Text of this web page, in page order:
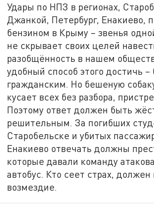
Удары по НПЗ в регионах,
Джанкой, Петербург, Енакиево,
бензином в Крыму – звенья
не скрывает своих целей
разобщённость в нашем
удобный способ этого достичь –
гражданским. Но бешеную
кусает всех без разбора,
Поэтому ответ должен быть
решительным. За погибших
Старобельске и убитых
Енакиево отвечать должны
которые давали команду
автобус. Кто сеет страх, должен
возмездие.